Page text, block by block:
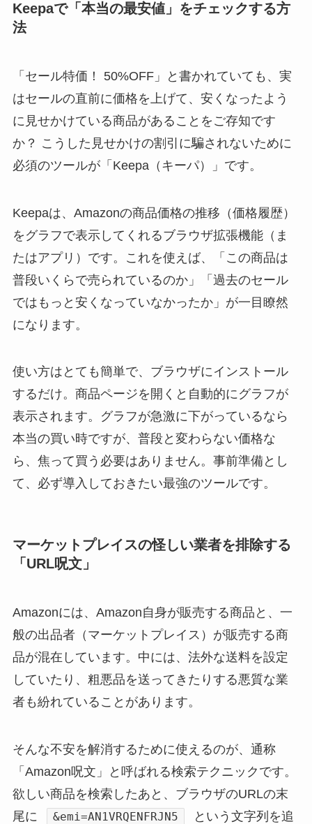
Keepaで「本当の最安値」をチェックする方
法
「セール特価！ 50%OFF」と書かれていても、実
はセールの直前に価格を上げて、安くなったよう
に見せかけている商品があることをご存知です
か？ こうした見せかけの割引に騙されないために
必須のツールが「Keepa（キーパ）」です。
Keepaは、Amazonの商品価格の推移（価格履歴）
をグラフで表示してくれるブラウザ拡張機能（ま
たはアプリ）です。これを使えば、「この商品は
普段いくらで売られているのか」「過去のセール
ではもっと安くなっていなかったか」が一目瞭然
になります。
使い方はとても簡単で、ブラウザにインストール
するだけ。商品ページを開くと自動的にグラフが
表示されます。グラフが急激に下がっているなら
本当の買い時ですが、普段と変わらない価格な
ら、焦って買う必要はありません。事前準備とし
て、必ず導入しておきたい最強のツールです。
マーケットプレイスの怪しい業者を排除する
「URL呪文」
Amazonには、Amazon自身が販売する商品と、一
般の出品者（マーケットプレイス）が販売する商
品が混在しています。中には、法外な送料を設定
していたり、粗悪品を送ってきたりする悪質な業
者も紛れていることがあります。
そんな不安を解消するために使えるのが、通称
「Amazon呪文」と呼ばれる検索テクニックです。
欲しい商品を検索したあと、ブラウザのURLの末
尾に
&emi=AN1VRQENFRJN5
という文字列を追